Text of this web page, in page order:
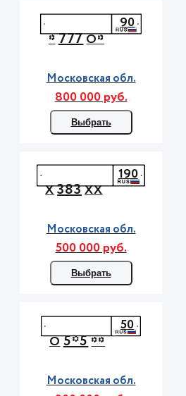
*777О*
90
Московская обл.
800 000 руб.
Выбрать
Х383ХХ
190
Московская обл.
500 000 руб.
Выбрать
О5*5**
50
Московская обл.